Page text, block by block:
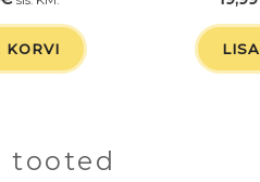
KORVI
tooted